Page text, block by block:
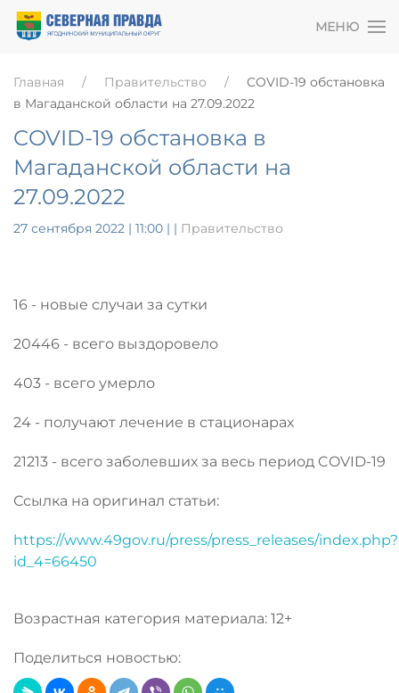
МЕНЮ
Главная Правительство
COVID-19 обстановка
в Магаданской области на 27.09.2022
COVID-19 обстановка в
Магаданской области на
27.09.2022
27 сентября 2022 | 11:00 | | Правительство
16 - новые случаи за сутки
20446 - всего выздоровело
403 - всего умерло
24 - получают лечение в стационарах
21213 - всего заболевших за весь период COVID-19
Ссылка на оригинал статьи:
https://www.49gov.ru/press/press_releases/index.php?
id_4=66450
Возрастная категория материала: 12+
Поделиться новостью: